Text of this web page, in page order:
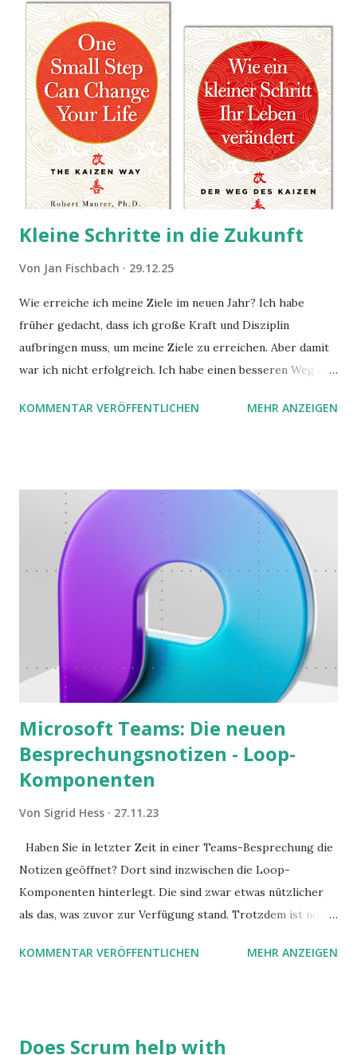
Kleine Schritte in die Zukunft
Von Jan Fischbach 29.12.25
Wie erreiche ich meine Ziele im neuen Jahr? Ich habe
früher gedacht, dass ich große Kraft und Disziplin
aufbringen muss, um meine Ziele zu erreichen. Aber damit
war ich nicht erfolgreich. Ich habe einen besseren Weg in
möchte. Darin habe ich zwei gute Begründungen gefunden,
KOMMENTAR VERÖFFENTLICHEN MEHR ANZEIGEN
Microsoft Teams: Die neuen
Besprechungsnotizen - Loop-
Komponenten
Von Sigrid Hess 27.11.23
Haben Sie in letzter Zeit in einer Teams-Besprechung die
Notizen geöffnet? Dort sind inzwischen die Loop-
Komponenten hinterlegt. Die sind zwar etwas nützlicher
als das, was zuvor zur Verfügung stand. Trotzdem ist noch
Stolperfallen. Hier ein erster, kritischer Blick auf das was
KOMMENTAR VERÖFFENTLICHEN MEHR ANZEIGEN
Does Scrum help with